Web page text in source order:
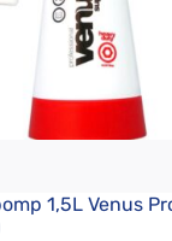
1,5L Venus